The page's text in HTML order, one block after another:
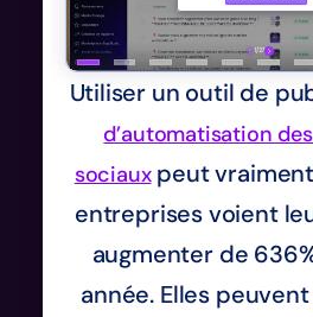
Utiliser un outil de
d’automatisation
sociauxpeut
entreprises voient
augmenter de
année. Elles